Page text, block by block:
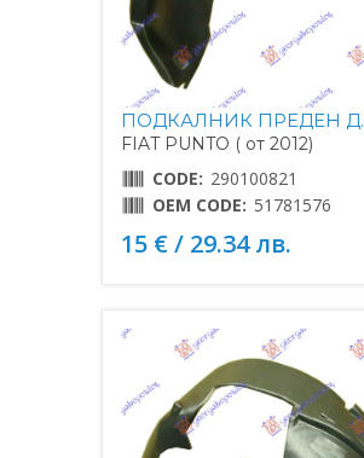
ПОДКАЛНИК ПРЕДЕН Д.
FIAT PUNTO ( от 2012)
CODE: 290100821
OEM CODE: 51781576
15 € / 29.34 лв.